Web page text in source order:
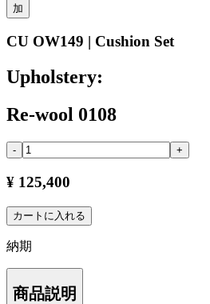
加
CU OW149 | Cushion Set
Upholstery:
Re-wool 0108
- +
¥ 125,400
カートに入れる
納期
商品説明